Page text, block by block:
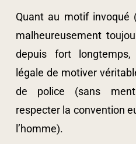
Quant au motif invoqué
malheureusement
depuis fort
légale de motiver
de police (sans
respecter la convention
l’homme).